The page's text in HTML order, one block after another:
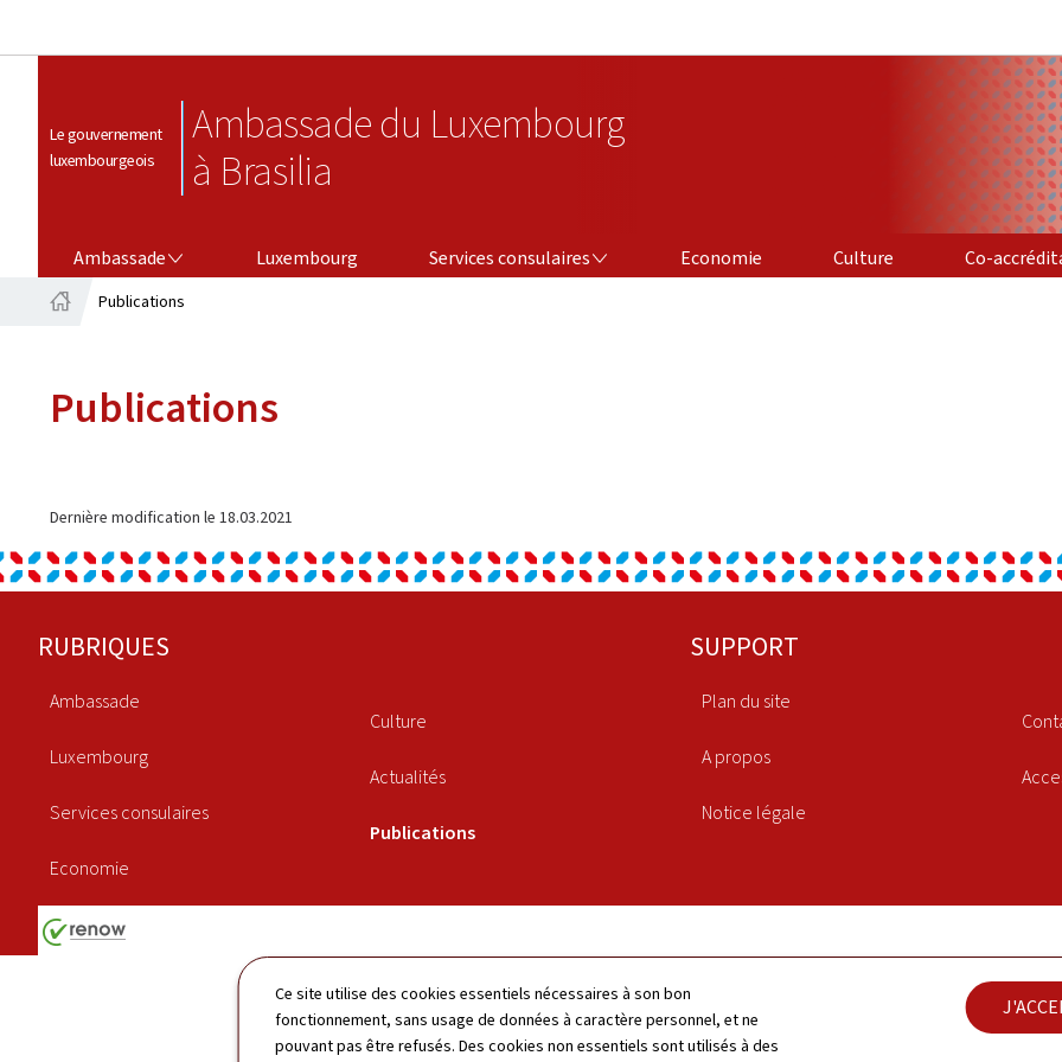
Ce site utilise des cookies essentiels nécessaires à son bon
fonctionnement, sans usage de données à caractère personnel, et ne
pouvant pas être refusés. Des cookies non essentiels sont utilisés à des
Le gouvernement
luxembourgeois
Ambassade du Luxembourg
à Brasilia
Ambassade Luxembourg Services consulaires Economie Culture Co-
CO-
Publications
Publications
Dernière modification le 18.03.2021
Pied
de
RUBRIQUES
Ambassade
Luxembourg
Services consulaires
Economie
Culture
Actualités
Publications
SUPPORT
Plan du site
A propos
Notice légale